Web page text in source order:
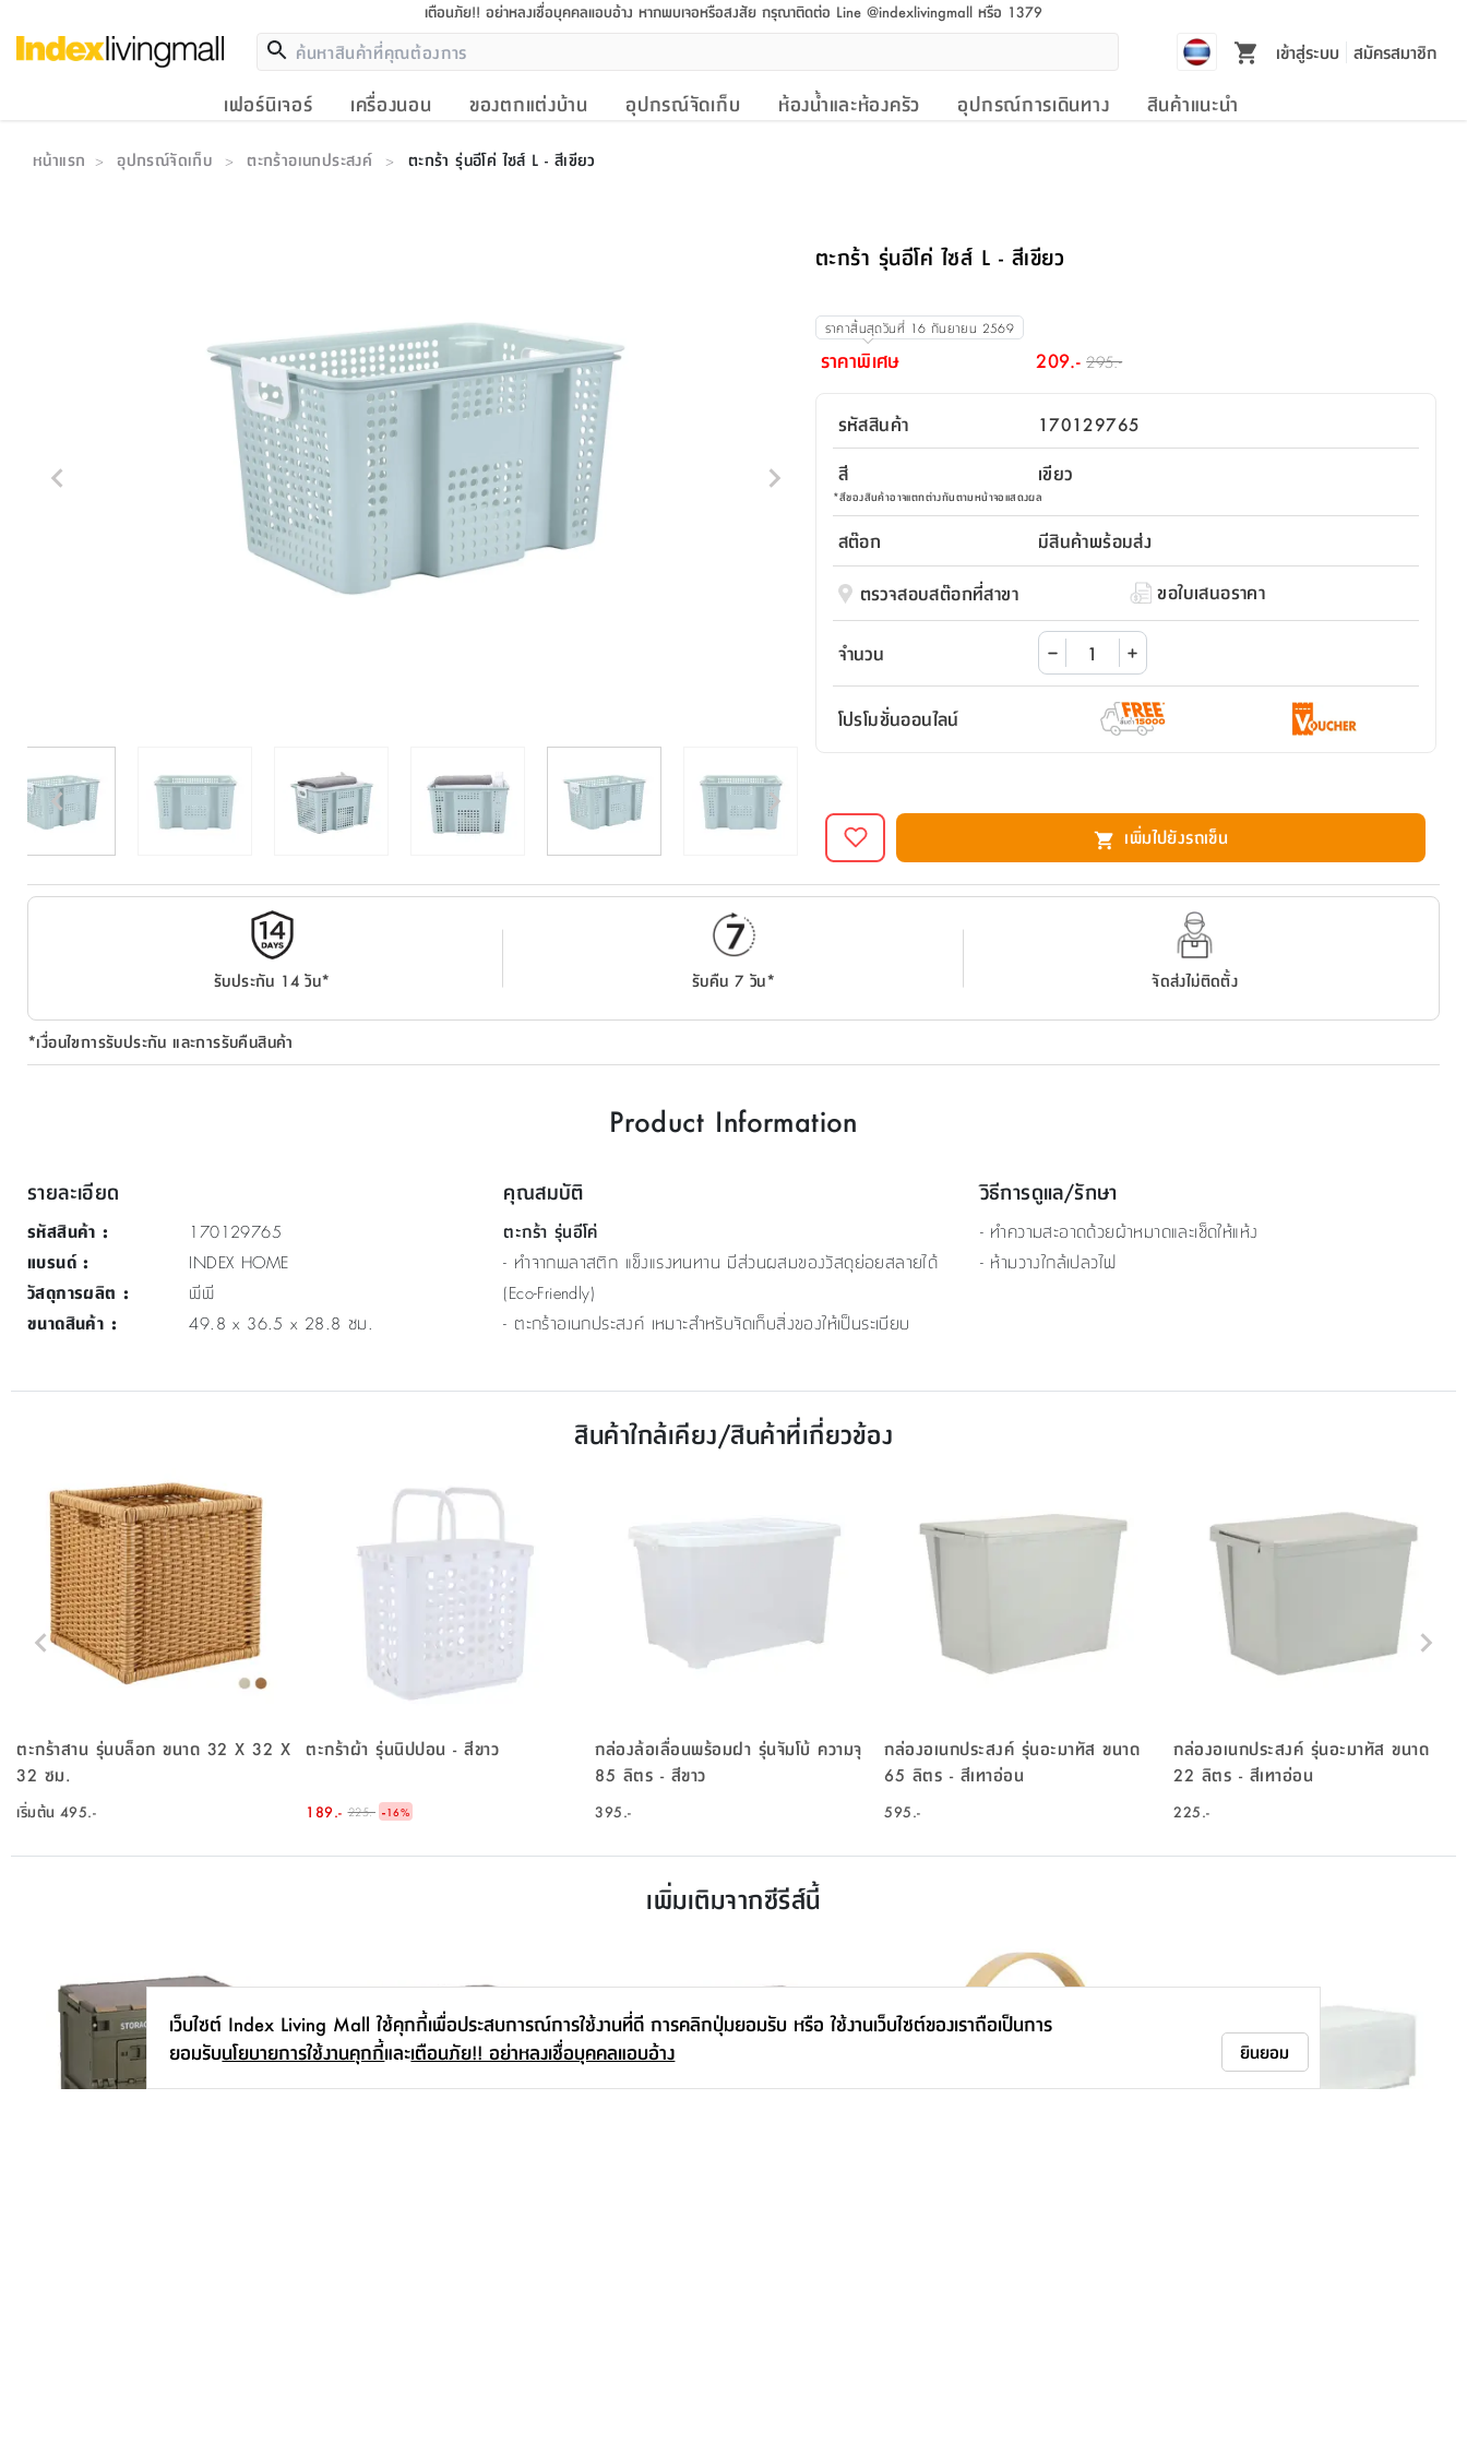
เตือนภัย!! อย่าหลงเชื่อบุคคลแอบอ้าง หากพบเจอหรือสงสัย กรุณาติดต่อ Line @indexlivingmall หรือ 1379
เข้าสู่ระบบ สมัครสมาชิก
เฟอร์นิเจอร์ เครื่องนอน ของตกแต่งบ้าน อุปกรณ์จัดเก็บ ห้องน้ำและห้องครัว อุปกรณ์การเดินทาง สินค้าแนะนำ
หน้าแรก > อุปกรณ์จัดเก็บ > ตะกร้าอเนกประสงค์ > ตะกร้า รุ่นอีโค่ ไซส์ L - สีเขียว
ตะกร้า รุ่นอีโค่ ไซส์ L - สีเขียว
ราคาสิ้นสุดวันที่ 16 กันยายน 2569
ราคาพิเศษ 209.- 295.-
รหัสสินค้า
170129765
สี
เขียว
*สีของสินค้าอาจแตกต่างกันตามหน้าจอแสดงผล
สต๊อก
มีสินค้าพร้อมส่ง
ตรวจสอบสต๊อกที่สาขา
ขอใบเสนอราคา
จำนวน
โปรโมชั่นออนไลน์
เพิ่มไปยังรถเข็น
รับประกัน 14 วัน* รับคืน 7 วัน* จัดส่งไม่ติดตั้ง
*เงื่อนไขการรับประกัน และการรับคืนสินค้า
Product Information
รายละเอียด
รหัสสินค้า :
170129765
แบรนด์:
INDEX HOME
วัสดุการผลิต :
พีพี
ขนาดสินค้า : 49.8 x 36.5 x 28.8 ซม.
คุณสมบัติ
ตะกร้า รุ่นอีโค่
- ทำจากพลาสติก แข็งแรงทนทาน มีส่วนผสมของวัสดุย่อยสลายได้
(Eco-Friendly)
- ตะกร้าอเนกประสงค์ เหมาะสำหรับจัดเก็บสิ่งของให้เป็นระเบียบ
วิธีการดูแล/รักษา
- ทำความสะอาดด้วยผ้าหมาดและเช็ดให้แห้ง
- ห้ามวางใกล้เปลวไฟ
สินค้าใกล้เคียง/สินค้าที่เกี่ยวข้อง
ตะกร้าสาน รุ่นบล็อก ขนาด 32 X 32 X
32 ซม.
เริ่มต้น 495.-
ตะกร้าผ้า รุ่นนิปปอน - สีขาว
189.- 225.- -16%
กล่องล้อเลื่อนพร้อมฝา รุ่นจัมโบ้ ความจุ
85 ลิตร - สีขาว
395.-
กล่องอเนกประสงค์ รุ่นอะมาทัส ขนาด
65 ลิตร - สีเทาอ่อน
595.-
กล่องอเนกประสงค์ รุ่นอะมาทัส ขนาด
22 ลิตร - สีเทาอ่อน
225.-
เพิ่มเติมจากซีรีส์นี้
เว็บไซต์ Index Living Mall ใช้คุกกี้เพื่อประสบการณ์การใช้งานที่ดี การคลิกปุ่มยอมรับ หรือ ใช้งานเว็บไซต์ของเราถือเป็นการ
ยอมรับนโยบายการใช้งานคุกกี้และเตือนภัย!! อย่าหลงเชื่อบุคคลแอบอ้าง ยินยอม